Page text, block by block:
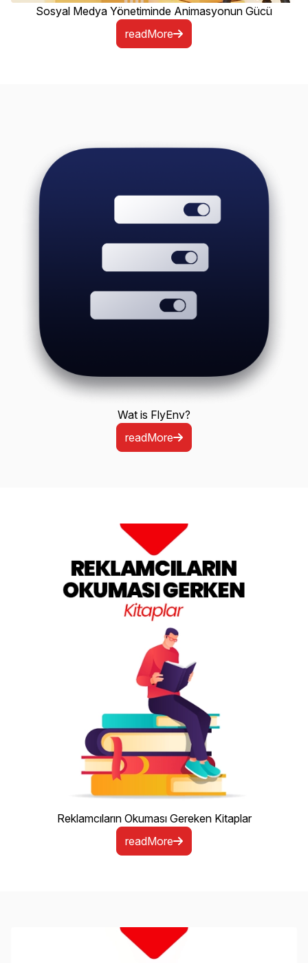
Sosyal Medya Yönetiminde Animasyonun Gücü
readMore
Wat is FlyEnv?
readMore
Reklamcıların Okuması Gereken Kitaplar
readMore